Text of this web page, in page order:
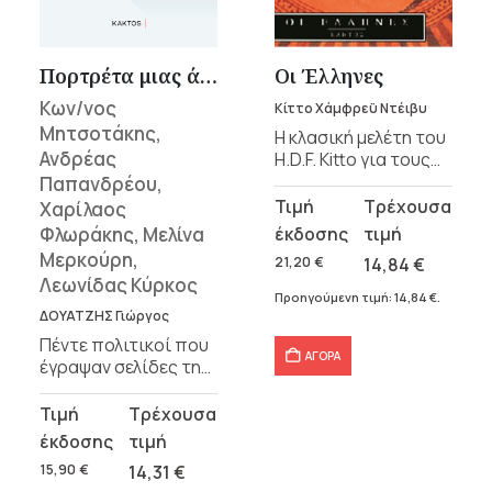
Πορτρέτα μιας άλλης εποχής
Κων/νος
Μητσοτάκης,
Ανδρέας
Παπανδρέου,
Χαρίλαος
Φλωράκης, Μελίνα
Μερκούρη,
Λεωνίδας Κύρκος
ΔΟΥΑΤΖΗΣ Γιώργος
Πέντε πολιτικοί που
έγραψαν σελίδες της
σύγχρονης ιστορίας
της Ελλάδας, σε
συνεντεύξεις στον
δημοσιογράφο
Γιώργο Δουατζή:
15,90 €
Original
price
was:
14,31 €
Η
τρέχουσα
τιμή
Οι Έλληνες
Κίττο Χάμφρεϋ Ντέιβυ
Η κλασική μελέτη του
H.D.F. Kitto για τους
αρχαίους Έλληνες.
21,20 €
Original
price
was:
21,20 €.
14,84€
Η
τρέχουσα
τιμή
είναι:
Προηγούμενη τιμή: 14,84 €.
ΑΓΟΡΑ